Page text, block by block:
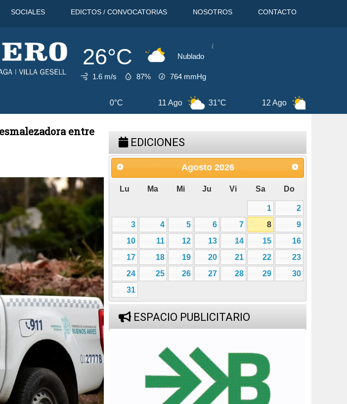
SOCIALES EDICTOS / CONVOCATORIAS NOSOTROS CONTACTO
26°C Nublado
1.6 m/s 87% 764 mmHg
11 Ago 31°C 12 Ago 30°C
entre
EDICIONES
Agosto 2026
Lu Ma Mi Ju Vi Sa Do
1
2
3
4 5 6 7 8
9
10
11 12 13 14 15
16
17
18 19 20 21 22
23
24
25 26 27 28 29
30
31
ESPACIO PUBLICITARIO